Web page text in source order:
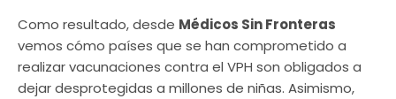
Como resultado, desde Médicos Sin Fronteras
vemos cómo países que se han comprometido a
realizar vacunaciones contra el VPH son obligados a
dejar desprotegidas a millones de niñas. Asimismo,